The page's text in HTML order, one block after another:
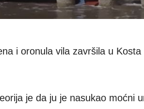
i oronula vila završila u
je da ju je nasukao moćni